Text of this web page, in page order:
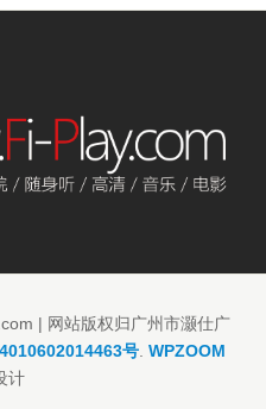
| 网站版权归广州市灏仕广
号. WPZOOM
计